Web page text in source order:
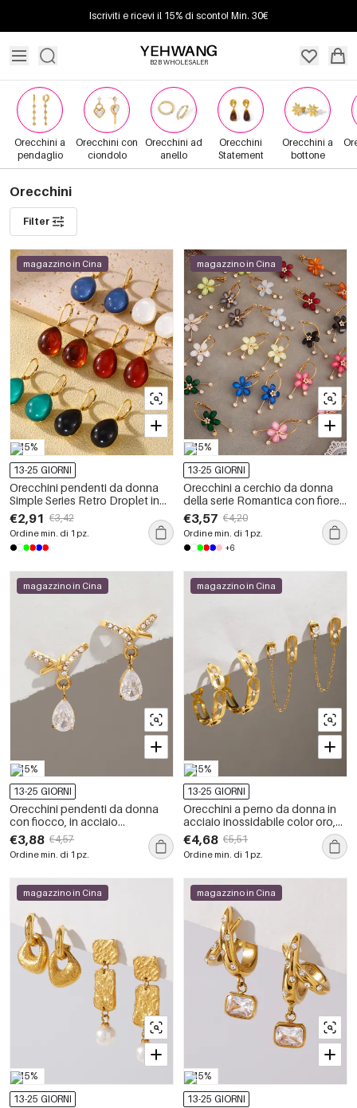
Iscriviti e ricevi il 15% di sconto! Min. 30€
B2B WHOLESALER
Orecchini a
pendaglio
Orecchini con
ciondolo
Orecchini ad
anello
Orecchini
Statement
Orecchini a
bottone
Orecchini
Filter
-15%
magazzino in Cina
13-25 GIORNI
Orecchini pendenti da donna
Simple Series Retro Droplet in
acciaio inossidabile
impermeabile color oro.
€2,91 €3,42
Ordine min. di 1 pz.
-15%
magazzino in Cina
13-25 GIORNI
Orecchini a cerchio da donna
della serie Romantica con fiore
retrò, in acciaio inossidabile,
impermeabili, color oro.
€3,57 €4,20
Ordine min. di 1 pz.
+6
-15%
magazzino in Cina
13-25 GIORNI
Orecchini pendenti da donna
con fiocco, in acciaio
inossidabile, impermeabili, color
oro, con strass e zirconi.
€3,88 €4,57
Ordine min. di 1 pz.
-15%
magazzino in Cina
13-25 GIORNI
Orecchini a perno da donna in
acciaio inossidabile color oro,
impermeabili, con forma
geometrica traforata e strass.
€4,68 €5,51
Ordine min. di 1 pz.
-15%
magazzino in Cina
13-25 GIORNI
-15%
magazzino in Cina
13-25 GIORNI